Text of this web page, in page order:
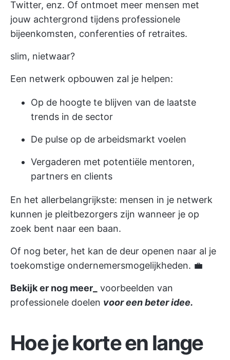
Twitter, enz. Of ontmoet meer mensen met
jouw achtergrond tijdens professionele
bijeenkomsten, conferenties of retraites.
slim, nietwaar?
Een netwerk opbouwen zal je helpen:
Op de hoogte te blijven van de laatste
trends in de sector
De pulse op de arbeidsmarkt voelen
Vergaderen met potentiële mentoren,
partners en clients
En het allerbelangrijkste: mensen in je netwerk
kunnen je pleitbezorgers zijn wanneer je op
zoek bent naar een baan.
Of nog beter, het kan de deur openen naar al je
toekomstige ondernemersmogelijkheden. 💼
Bekijk er nog meer_
voorbeelden van
professionele doelen voor een beter idee.
Hoe je korte en lange